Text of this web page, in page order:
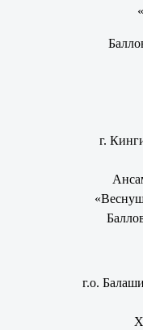
г.
г.о.